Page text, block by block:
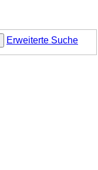
Erweiterte Suche